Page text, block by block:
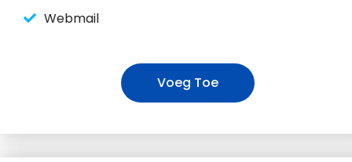
Webmail
Voeg Toe